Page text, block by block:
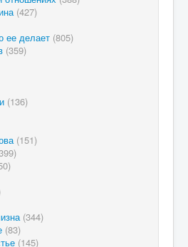
(427)
ее делает (805)
(359)
(136)
(151)
(344)
(83)
(145)